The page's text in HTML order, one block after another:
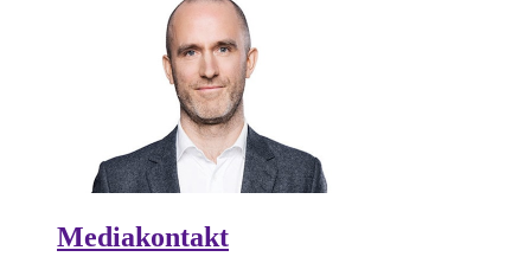
Mediakontakt